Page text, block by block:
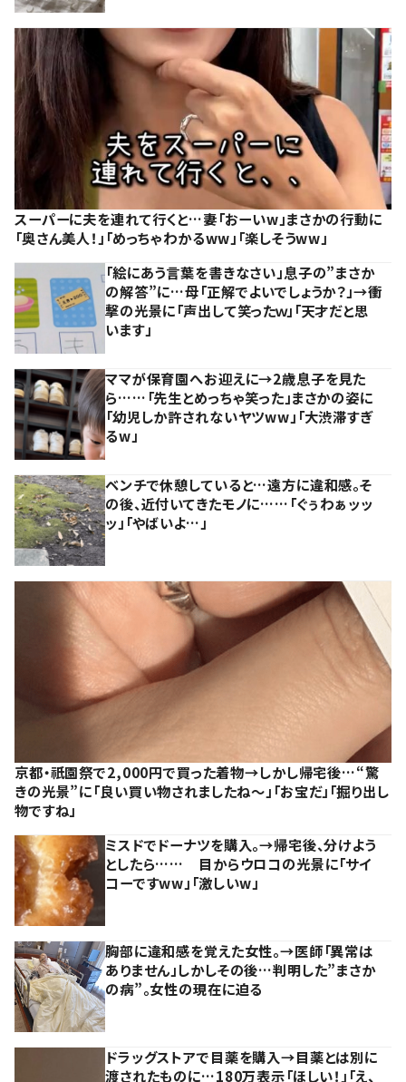
スーパーに夫を連れて行くと…妻「おーいw」まさかの行動に
「奥さん美人！」「めっちゃわかるww」「楽しそうww」
「絵にあう言葉を書きなさい」息子の”まさか
の解答”に…母「正解でよいでしょうか？」→衝
撃の光景に「声出して笑ったｗ」「天才だと思
います」
ママが保育園へお迎えに→2歳息子を見た
ら……「先生とめっちゃ笑った」まさかの姿に
「幼児しか許されないヤツww」「大渋滞すぎ
るw」
ベンチで休憩していると…遠方に違和感。そ
の後、近付いてきたモノに……「ぐぅわぁッッ
ッ」「やばいよ…」
京都・祇園祭で2,000円で買った着物→しかし帰宅後…“驚
きの光景”に「良い買い物されましたね～」「お宝だ」「掘り出し
物ですね」
ミスドでドーナツを購入。→帰宅後、分けよう
としたら…… 目からウロコの光景に「サイ
コーですww」「激しいw」
胸部に違和感を覚えた女性。→医師「異常は
ありません」しかしその後…判明した”まさか
の病”。女性の現在に迫る
ドラッグストアで目薬を購入→目薬とは別に
渡されたものに…180万表示「ほしい！」「え、